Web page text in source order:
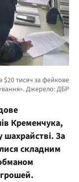
Кременчука,
За
складним